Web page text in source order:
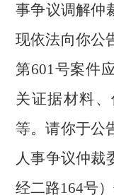
事争议调解仲
现依法向你公
第601号案件
关证据材料
等。请你于公
人事争议仲裁
经二路164号）